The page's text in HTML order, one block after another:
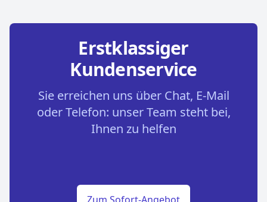
Erstklassiger
Kundenservice
Sie erreichen uns über Chat, E-Mail
oder Telefon: unser Team steht bei,
Ihnen zu helfen